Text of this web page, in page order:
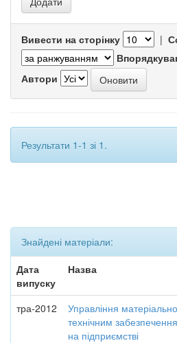
Вивести на сторінку |
Автори
Результати 1-1 зі 1.
Знайдені матеріали:
Дата
випуску
Назва
тра-2012
Управління
технічним
на підприємстві